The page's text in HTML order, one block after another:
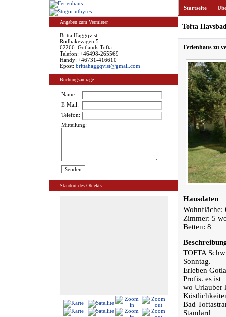
Angaben zum Vermieter
Britta Häggqvist
Rödhakevägen 5
62266 Gotlands Tofta
Telefon: +46498-265569
Handy: +46731-416610
Epost: brittahaggqvist@gmail.com
Buchungsanfrage
Name:
E-Mail:
Telefon:
Mitteilung:
Standort des Objekts
Startseite
Tofta
Ferienhaus zu
Hausdaten
Wohnfläche:
Zimmer: 5
Betten: 8
TOFTA
Sonntag.
Erleben
Profis. es ist
wo Urlauber
Bad
Standard